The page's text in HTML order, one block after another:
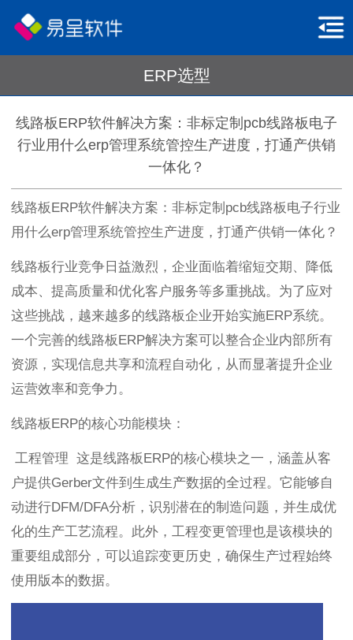
ERP选型
线路板ERP软件解决方案：非标定制pcb线路板电子
行业用什么erp管理系统管控生产进度，打通产供销
一体化？
线路板ERP软件解决方案：非标定制pcb线路板电子行业
用什么erp管理系统管控生产进度，打通产供销一体化？
线路板行业竞争日益激烈，企业面临着缩短交期、降低
成本、提高质量和优化客户服务等多重挑战。为了应对
这些挑战，越来越多的线路板企业开始实施ERP系统。
一个完善的线路板ERP解决方案可以整合企业内部所有
资源，实现信息共享和流程自动化，从而显著提升企业
运营效率和竞争力。
线路板ERP的核心功能模块：
工程管理 这是线路板ERP的核心模块之一，涵盖从客
户提供Gerber文件到生成生产数据的全过程。它能够自
动进行DFM/DFA分析，识别潜在的制造问题，并生成优
化的生产工艺流程。此外，工程变更管理也是该模块的
重要组成部分，可以追踪变更历史，确保生产过程始终
使用版本的数据。